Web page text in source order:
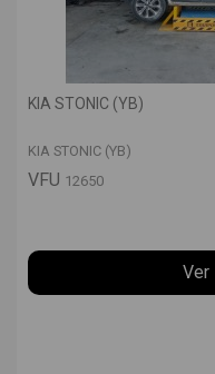
KIA STONIC (YB)
KIA STONIC (YB)
VFU 12650
Ver